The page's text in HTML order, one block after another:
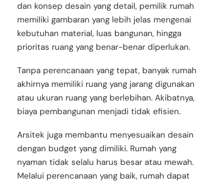
dan konsep desain yang detail, pemilik rumah
memiliki gambaran yang lebih jelas mengenai
kebutuhan material, luas bangunan, hingga
prioritas ruang yang benar-benar diperlukan.
Tanpa perencanaan yang tepat, banyak rumah
akhirnya memiliki ruang yang jarang digunakan
atau ukuran ruang yang berlebihan. Akibatnya,
biaya pembangunan menjadi tidak efisien.
Arsitek juga membantu menyesuaikan desain
dengan budget yang dimiliki. Rumah yang
nyaman tidak selalu harus besar atau mewah.
Melalui perencanaan yang baik, rumah dapat